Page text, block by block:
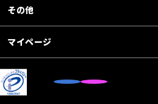
その他
マイページ